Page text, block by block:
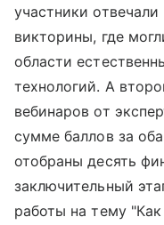
участники
викторины, где
области
технологий. А
вебинаров от
сумме баллов за
отобраны десять
заключительный
работы на тему